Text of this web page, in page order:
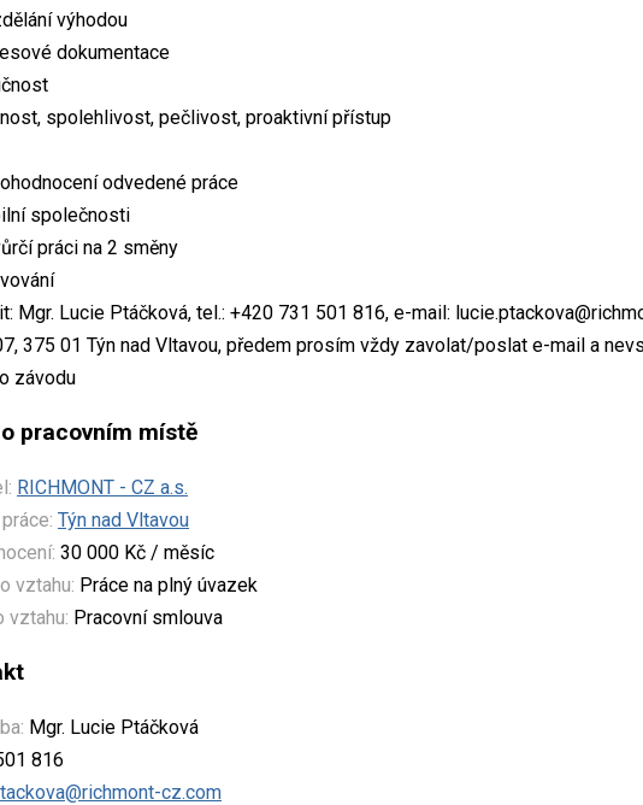
výhodou
dokumentace
spolehlivost, pečlivost, proaktivní přístup
odvedené práce
společnosti
práci na 2 směny
Mgr. Lucie Ptáčková, tel.: +420 731 501 816, e-mail:
375 01 Týn nad Vltavou, předem prosím vždy zavolat/poslat e-mail a
závodu
pracovním místě
RICHMONT - CZ a.s.
Týn nad Vltavou
30 000 Kč / měsíc
vztahu: Práce na plný úvazek
vztahu: Pracovní smlouva
Mgr. Lucie Ptáčková
816
cz.com